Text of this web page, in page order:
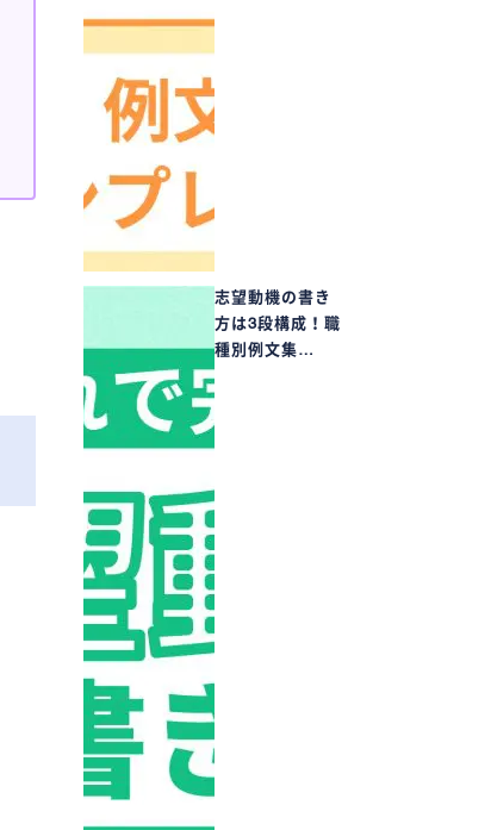
志望動機の書き
方は3段構成！職
種別例文集…